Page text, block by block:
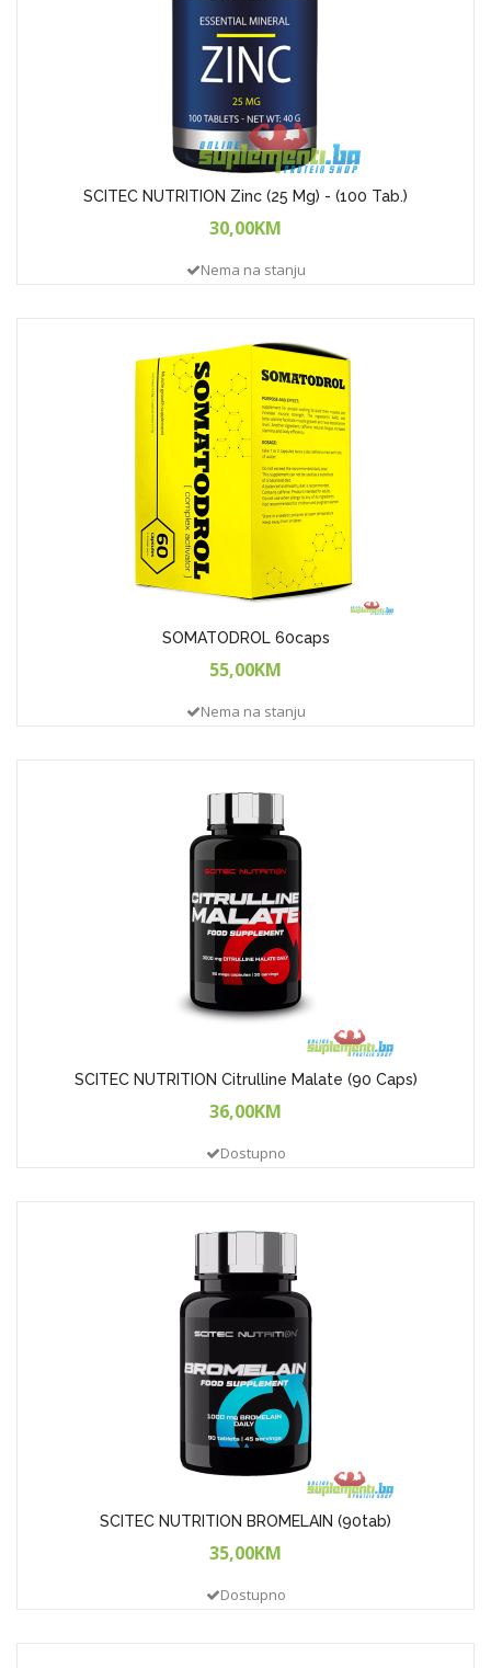
SCITEC NUTRITION Zinc (25 Mg) - (100 Tab.)
30,00KM
Nema na stanju
SOMATODROL 60caps
55,00KM
Nema na stanju
SCITEC NUTRITION Citrulline Malate (90 Caps)
36,00KM
Dostupno
SCITEC NUTRITION BROMELAIN (90tab)
35,00KM
Dostupno